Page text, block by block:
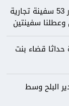
القيادة المركزية الأميركية: غيرنا مسار 53 سفينة تجارية
وعطلنا سفينتين
قضاء بنت
البلح وسط